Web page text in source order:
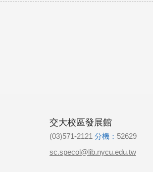
交大校區發展館
(03)571-2121 分機： 52629
sc.specol@lib.nycu.edu.tw